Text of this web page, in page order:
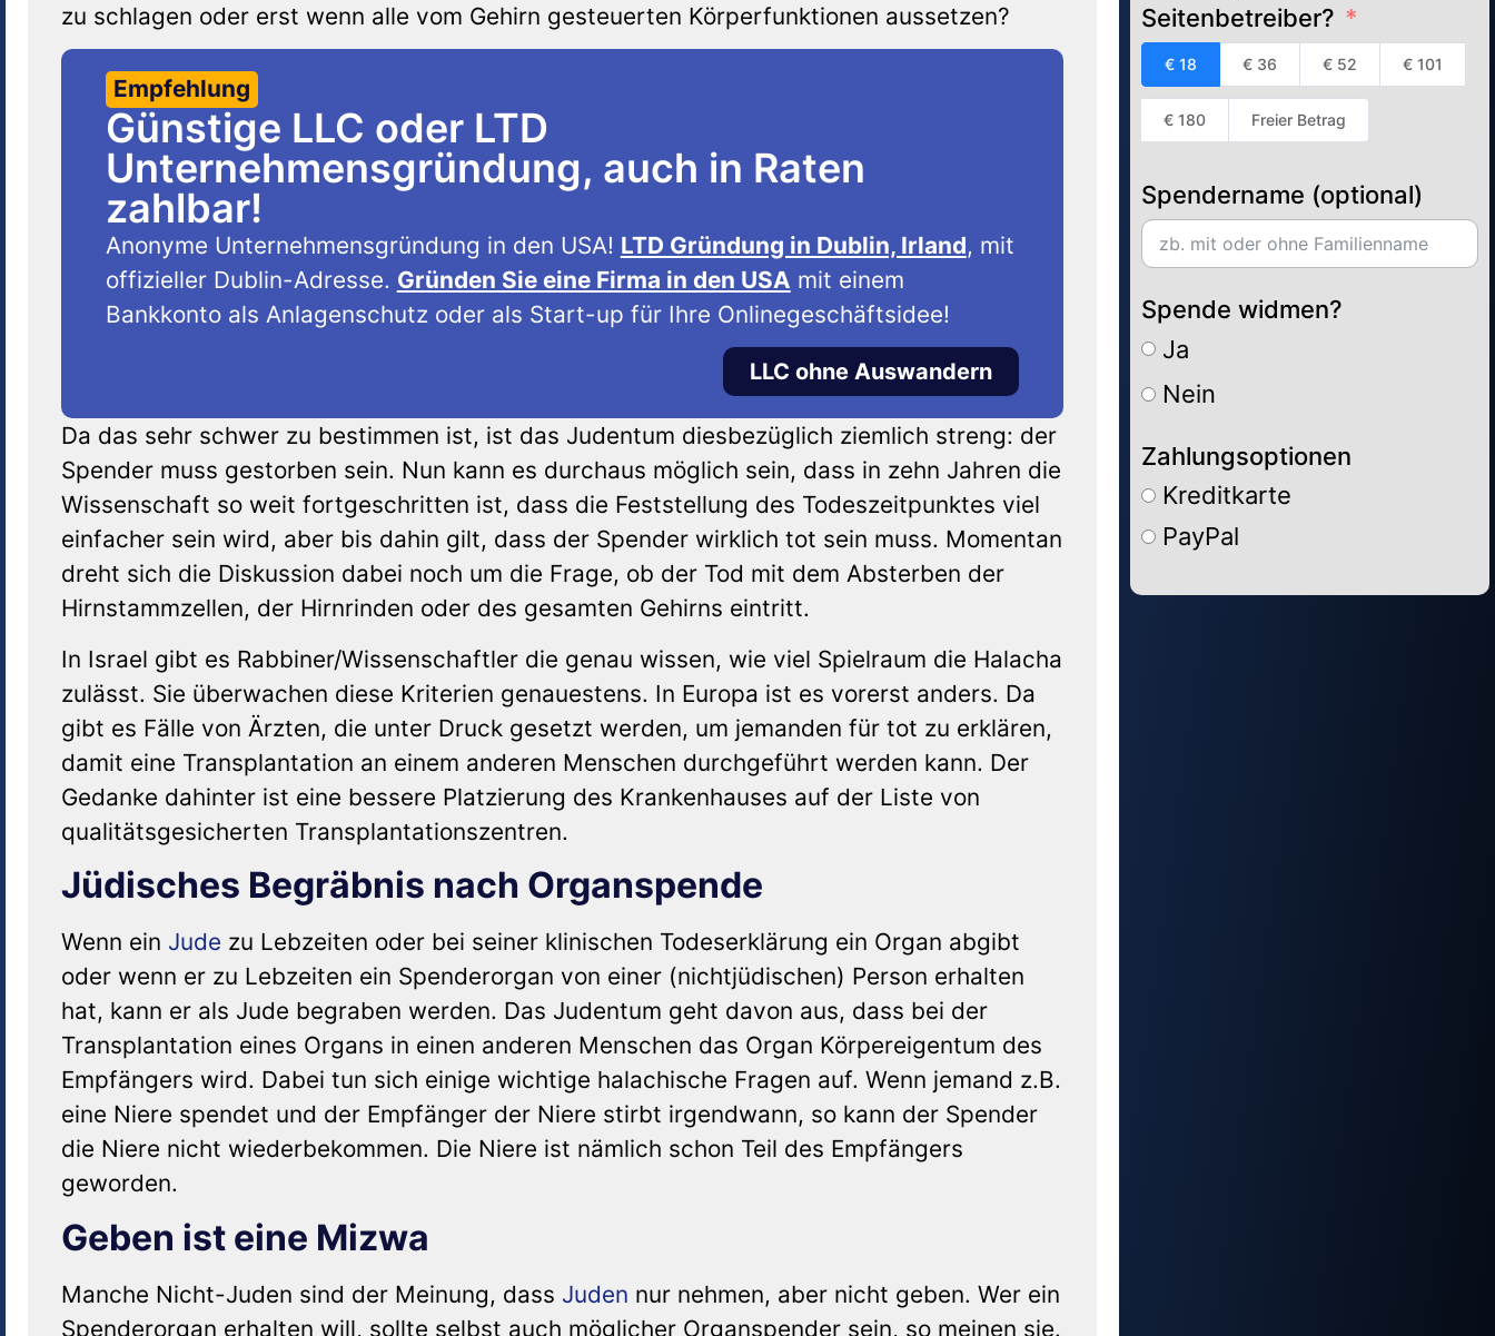
zu schlagen oder erst wenn alle vom Gehirn gesteuerten Körperfunktionen aussetzen?
Empfehlung
Günstige LLC oder LTD
Unternehmensgründung, auch in Raten
zahlbar!
Anonyme Unternehmensgründung in den USA! LTD Gründung in Dublin, Irland, mit
offizieller Dublin-Adresse. Gründen Sie eine Firma in den USA mit einem
Bankkonto als Anlagenschutz oder als Start-up für Ihre Onlinegeschäftsidee!
LLC ohne Auswandern
Da das sehr schwer zu bestimmen ist, ist das Judentum diesbezüglich ziemlich streng: der
Spender muss gestorben sein. Nun kann es durchaus möglich sein, dass in zehn Jahren die
Wissenschaft so weit fortgeschritten ist, dass die Feststellung des Todeszeitpunktes viel
einfacher sein wird, aber bis dahin gilt, dass der Spender wirklich tot sein muss. Momentan
dreht sich die Diskussion dabei noch um die Frage, ob der Tod mit dem Absterben der
Hirnstammzellen, der Hirnrinden oder des gesamten Gehirns eintritt.
In Israel gibt es Rabbiner/Wissenschaftler die genau wissen, wie viel Spielraum die Halacha
zulässt. Sie überwachen diese Kriterien genauestens. In Europa ist es vorerst anders. Da
gibt es Fälle von Ärzten, die unter Druck gesetzt werden, um jemanden für tot zu erklären,
damit eine Transplantation an einem anderen Menschen durchgeführt werden kann. Der
Gedanke dahinter ist eine bessere Platzierung des Krankenhauses auf der Liste von
qualitätsgesicherten Transplantationszentren.
Jüdisches Begräbnis nach Organspende
Wenn ein Jude zu Lebzeiten oder bei seiner klinischen Todeserklärung ein Organ abgibt
oder wenn er zu Lebzeiten ein Spenderorgan von einer (nichtjüdischen) Person erhalten
hat, kann er als Jude begraben werden. Das Judentum geht davon aus, dass bei der
Transplantation eines Organs in einen anderen Menschen das Organ Körpereigentum des
Empfängers wird. Dabei tun sich einige wichtige halachische Fragen auf. Wenn jemand z.B.
eine Niere spendet und der Empfänger der Niere stirbt irgendwann, so kann der Spender
die Niere nicht wiederbekommen. Die Niere ist nämlich schon Teil des Empfängers
geworden.
Geben ist eine Mizwa
Manche Nicht-Juden sind der Meinung, dass Juden nur nehmen, aber nicht geben. Wer ein
Spenderorgan erhalten will, sollte selbst auch möglicher Organspender sein, so meinen sie.
Seitenbetreiber?
€ 18 € 36 € 52 € 101
€ 180 Freier Betrag
Spendername (optional)
Spende widmen?
Ja
Nein
Zahlungsoptionen
Kreditkarte
PayPal
Alternative: